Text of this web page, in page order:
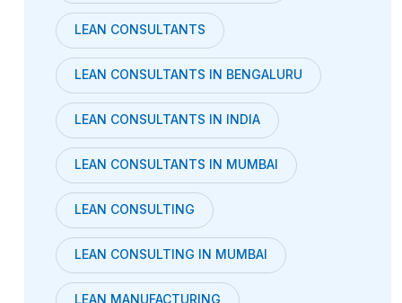
LEAN CONSULTANTS
LEAN CONSULTANTS IN BENGALURU
LEAN CONSULTANTS IN INDIA
LEAN CONSULTANTS IN MUMBAI
LEAN CONSULTING
LEAN CONSULTING IN MUMBAI
LEAN MANUFACTURING